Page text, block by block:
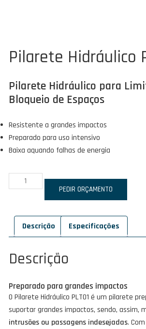
Pilarete Hidráulico
Pilarete Hidráulico para
Bloqueio de Espaços
Resistente a grandes impactos
Preparado para uso intensivo
Baixa aquando falhas de energia
Quantidade
de
Hidráulico
PLT01
PEDIR ORÇAMENTO
Descrição Especificações
Descrição
Preparado para grandes impactos
O Pilarete Hidráulico PLT01 é um pilarete
suportar grandes impactos, sendo, assim,
intrusões ou passagens indesejadas.